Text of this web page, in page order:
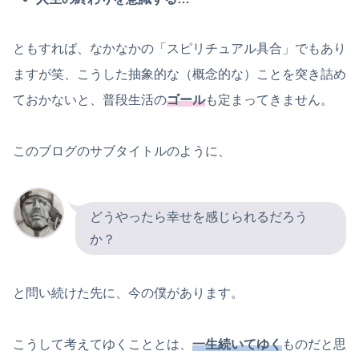
ともすれば、なかなかの「スピリチュアル具合」でもあり
ますが笑、こうした抽象的な（概念的な）ことを突き詰め
ておかないと、普段生活のゴールも定まってきません。
このブログのサブタイトルのように、
どうやったら幸せを感じられるだろう
か？
と問い続けた先に、今の僕があります。
こうして考えてゆくこととは、 一生続いてゆくものだと思